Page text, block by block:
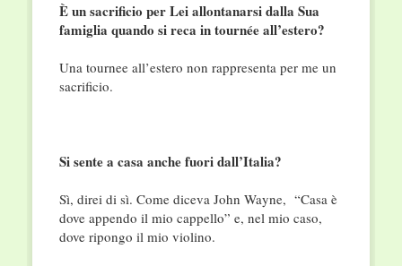
È un sacrificio per Lei allontanarsi dalla Sua
famiglia quando si reca in tournée all’estero?
Una tournee all’estero non rappresenta per me un
sacrificio.
Si sente a casa anche fuori dall’Italia?
Sì, direi di sì. Come diceva John Wayne, “Casa è
dove appendo il mio cappello” e, nel mio caso,
dove ripongo il mio violino.